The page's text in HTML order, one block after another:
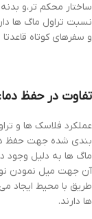
ساختار محکم تر،و
نسبت تراول ماگ ها
و سفرهای کوتاه
تفاوت در حفظ دما:
عملکرد فلاسک ها و
بندی شده جهت حفظ
ماگ ها به دلیل وجود
آن جهت میل نمودن
طریق با محیط ایجاد
ها دارند.